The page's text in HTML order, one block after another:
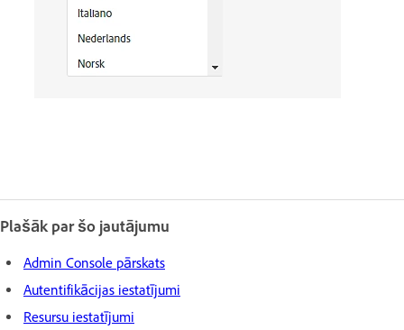
Plašāk par šo jautājumu
Admin Console pārskats
Autentifikācijas iestatījumi
Resursu iestatījumi